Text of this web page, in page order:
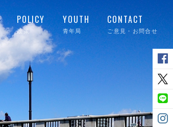
POLICY
政策
YOUTH
青年局
CONTACT
ご意見・お問合せ